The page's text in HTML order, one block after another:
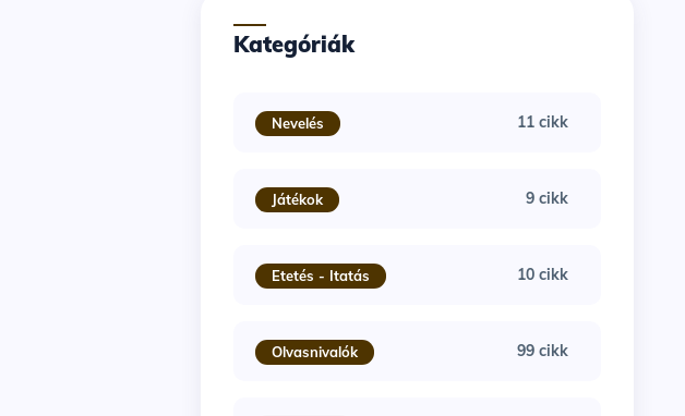
Kategóriák
Nevelés 11 cikk
Játékok 9 cikk
Etetés - Itatás 10 cikk
Olvasnivalók 99 cikk